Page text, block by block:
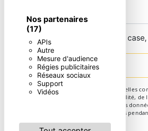
Nos partenaires
(17)
APIs
Autre
Mesure d'audience
Régies publicitaires
Réseaux sociaux
Support
Vidéos
En cochant cette
** Les données personnelles
d’effacement, de portabilité,
d’organiser le sort de vos
conservons vos données